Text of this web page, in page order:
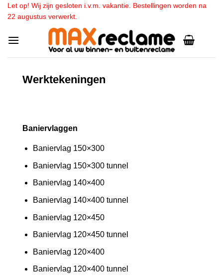
Ga
naar
Let op! Wij zijn gesloten i.v.m. vakantie. Bestellingen worden na
22 augustus verwerkt.
Werktekeningen
Baniervlaggen
Baniervlag 150×300
Baniervlag 150×300 tunnel
Baniervlag 140×400
Baniervlag 140×400 tunnel
Baniervlag 120×450
Baniervlag 120×450 tunnel
Baniervlag 120×400
Baniervlag 120×400 tunnel